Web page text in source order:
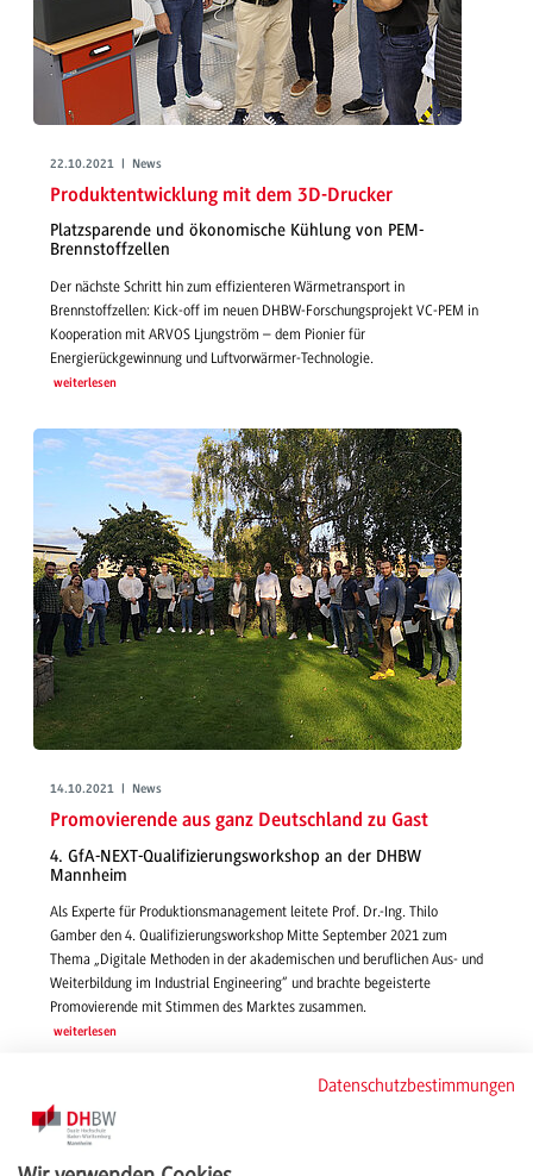
22.10.2021 | News
Produktentwicklung mit dem 3D-Drucker
Platzsparende und ökonomische Kühlung von PEM-
Brennstoffzellen
Der nächste Schritt hin zum effizienteren Wärmetransport in
Brennstoffzellen: Kick-off im neuen DHBW-Forschungsprojekt VC-PEM in
Kooperation mit ARVOS Ljungström – dem Pionier für
Energierückgewinnung und Luftvorwärmer-Technologie.
weiterlesen
14.10.2021 | News
Promovierende aus ganz Deutschland zu Gast
4. GfA-NEXT-Qualifizierungsworkshop an der DHBW
Mannheim
Als Experte für Produktionsmanagement leitete Prof. Dr.-Ing. Thilo
Gamber den 4. Qualifizierungsworkshop Mitte September 2021 zum
Thema „Digitale Methoden in der akademischen und beruflichen Aus- und
Weiterbildung im Industrial Engineering“ und brachte begeisterte
Promovierende mit Stimmen des Marktes zusammen.
weiterlesen
Datenschutzbestimmungen